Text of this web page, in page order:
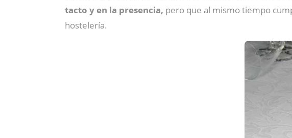
tacto y en la presencia, pero que al mismo tiempo
hostelería.